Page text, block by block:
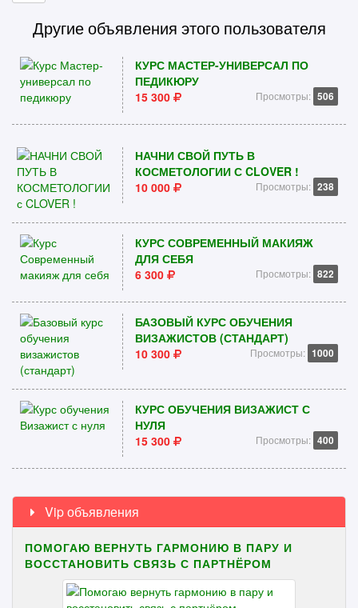
Другие объявления этого пользователя
КУРС МАСТЕР-УНИВЕРСАЛ ПО
ПЕДИКЮРУ
15 300
Просмотры: 506
НАЧНИ СВОЙ ПУТЬ В
КОСМЕТОЛОГИИ С CLOVER !
10 000
Просмотры: 238
КУРС СОВРЕМЕННЫЙ МАКИЯЖ
ДЛЯ СЕБЯ
6 300
Просмотры: 822
БАЗОВЫЙ КУРС ОБУЧЕНИЯ
ВИЗАЖИСТОВ (СТАНДАРТ)
10 300
Просмотры: 1000
КУРС ОБУЧЕНИЯ ВИЗАЖИСТ С
НУЛЯ
15 300
Просмотры: 400
Vip объявления
ПОМОГАЮ ВЕРНУТЬ ГАРМОНИЮ В ПАРУ И
ВОССТАНОВИТЬ СВЯЗЬ С ПАРТНЁРОМ